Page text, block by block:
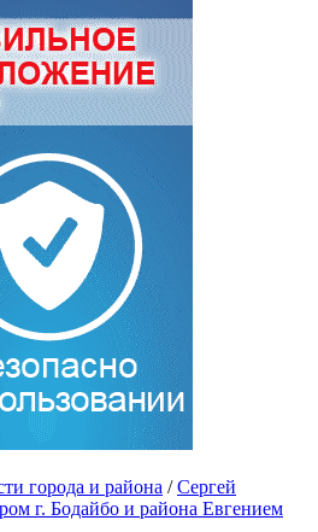
города и района / Сергей
г. Бодайбо и района Евгением